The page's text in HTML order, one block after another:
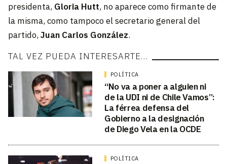
presidenta, Gloria Hutt, no aparece como firmante de
la misma, como tampoco el secretario general del
partido,Juan Carlos González.
TAL VEZ PUEDA INTERESARTE…
POLÍTICA
“No va a poner a alguien ni
de la UDI ni de Chile Vamos”:
La férrea defensa del
Gobierno a la designación
de Diego Vela en la OCDE
POLÍTICA